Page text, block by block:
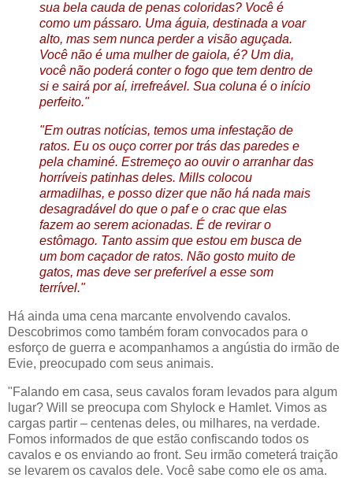
sua bela cauda de penas coloridas? Você é
como um pássaro. Uma águia, destinada a voar
alto, mas sem nunca perder a visão aguçada.
Você não é uma mulher de gaiola, é? Um dia,
você não poderá conter o fogo que tem dentro de
si e sairá por aí, irrefreável. Sua coluna é o início
perfeito."
"Em outras notícias, temos uma infestação de
ratos. Eu os ouço correr por trás das paredes e
pela chaminé. Estremeço ao ouvir o arranhar das
horríveis patinhas deles. Mills colocou
armadilhas, e posso dizer que não há nada mais
desagradável do que o paf e o crac que elas
fazem ao serem acionadas. É de revirar o
estômago. Tanto assim que estou em busca de
um bom caçador de ratos. Não gosto muito de
gatos, mas deve ser preferível a esse som
terrível."
Há ainda uma cena marcante envolvendo cavalos.
Descobrimos como também foram convocados para o
esforço de guerra e acompanhamos a angústia do irmão de
Evie, preocupado com seus animais.
"Falando em casa, seus cavalos foram levados para algum
lugar? Will se preocupa com Shylock e Hamlet. Vimos as
cargas partir – centenas deles, ou milhares, na verdade.
Fomos informados de que estão confiscando todos os
cavalos e os enviando ao front. Seu irmão cometerá traição
se levarem os cavalos dele. Você sabe como ele os ama.